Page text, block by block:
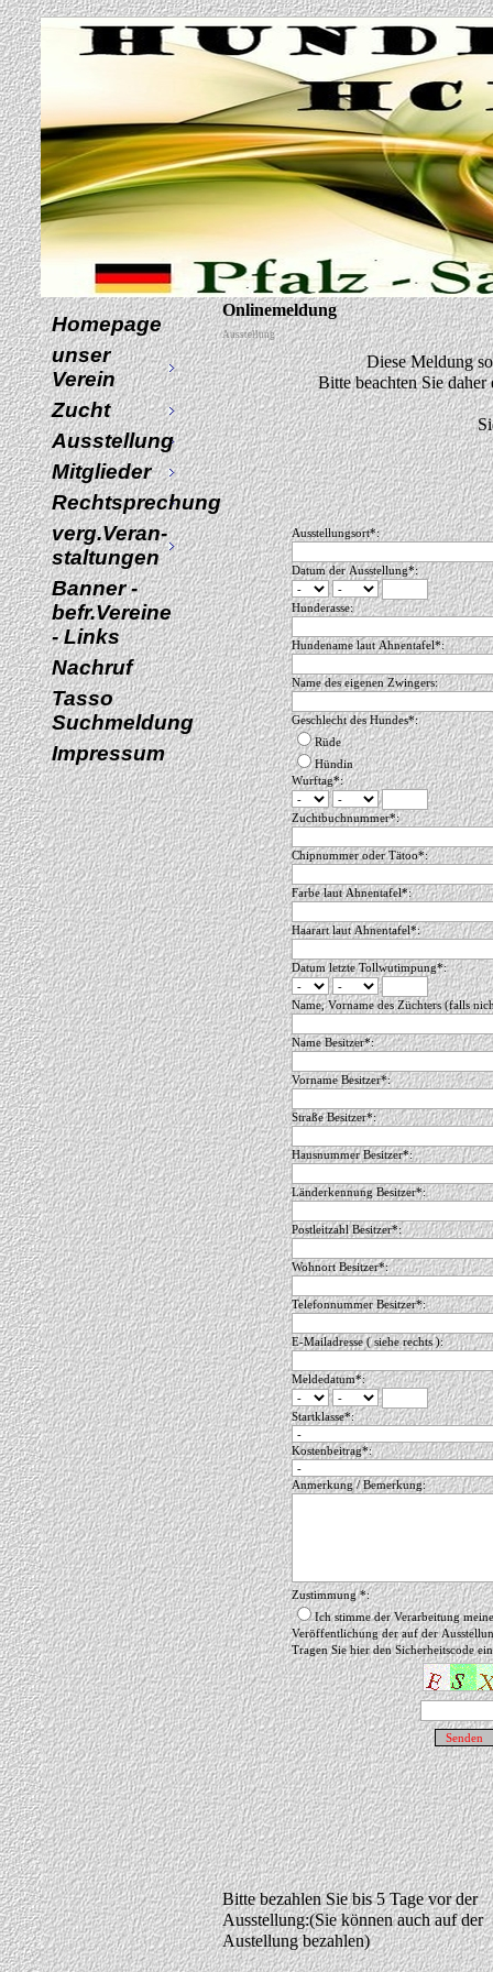
Homepage
unser
Verein
Zucht
Ausstellung
Mitglieder
Rechtsprechung
verg.Veran-
staltungen
Banner -
befr.Vereine
- Links
Nachruf
Tasso
Suchmeldung
Impressum
Onlinemeldung
Ausstellung
Diese Meldung
Bitte beachten Sie
Ausstellungsort*:
Datum der Ausstellung*:
Hunderasse:
Hundename laut Ahnentafel*:
Name des eigenen Zwingers:
Geschlecht des Hundes*:
Rüde
Hündin
Wurftag*:
Zuchtbuchnummer*:
Chipnummer oder Tätoo*:
Farbe laut Ahnentafel*:
Haarart laut Ahnentafel*:
Datum letzte Tollwutimpung*:
Name, Vorname des Züchters (falls
Name Besitzer*:
Vorname Besitzer*:
Straße Besitzer*:
Hausnummer Besitzer*:
Länderkennung Besitzer*:
Postleitzahl Besitzer*:
Wohnort Besitzer*:
Telefonnummer Besitzer*:
E-Mailadresse ( siehe rechts ):
Meldedatum*:
Startklasse*:
Kostenbeitrag*:
Anmerkung / Bemerkung:
Zustimmung *:
Ich stimme der Verarbeitung
Veröffentlichung der auf der
Tragen Sie hier den Sicherheitscode
Bitte bezahlen Sie bis 5 Tage vor der
Ausstellung:(Sie können auch auf der
Austellung bezahlen)